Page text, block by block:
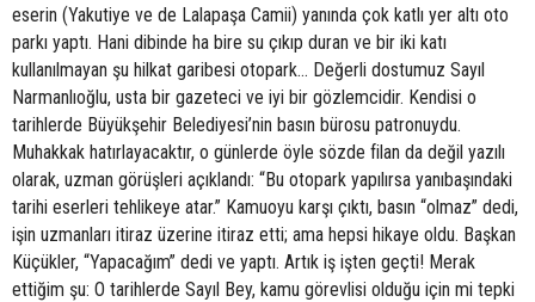
eserin (Yakutiye ve de Lalapaşa Camii) yanında çok katlı yer altı oto
parkı yaptı. Hani dibinde ha bire su çıkıp duran ve bir iki katı
kullanılmayan şu hilkat garibesi otopark… Değerli dostumuz Sayıl
Narmanlıoğlu, usta bir gazeteci ve iyi bir gözlemcidir. Kendisi o
tarihlerde Büyükşehir Belediyesi’nin basın bürosu patronuydu.
Muhakkak hatırlayacaktır, o günlerde öyle sözde filan da değil yazılı
olarak, uzman görüşleri açıklandı: “Bu otopark yapılırsa yanıbaşındaki
tarihi eserleri tehlikeye atar.” Kamuoyu karşı çıktı, basın “olmaz” dedi,
işin uzmanları itiraz üzerine itiraz etti; ama hepsi hikaye oldu. Başkan
Küçükler, “Yapacağım” dedi ve yaptı. Artık iş işten geçti! Merak
ettiğim şu: O tarihlerde Sayıl Bey, kamu görevlisi olduğu için mi tepki